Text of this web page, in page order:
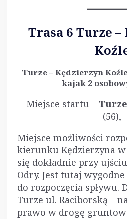
Trasa 6 Turze
Turze – Kędzierzyn
kajak 2
Miejsce startu –
(56),
Miejsce możliwości
kierunku Kędzierzyna
się dokładnie przy
Odry. Jest tutaj
do rozpoczęcia spływu.
Turze ul. Raciborską –
prawo w drogę